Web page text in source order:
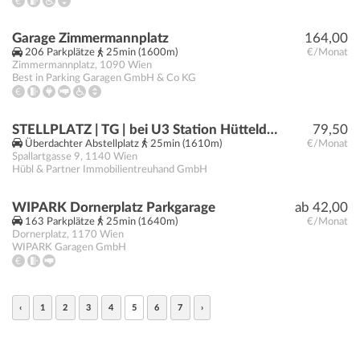
164,00
€/Monat
Garage Zimmermannplatz
206 Parkplätze
25min (1600m)
Zimmermannplatz, 1090 Wien
Best in Parking Garagen GmbH & Co KG
79,50
€/Monat
STELLPLATZ | TG | bei U3 Station Hütteldorfer Straße
Überdachter Abstellplatz
25min (1610m)
Spallartgasse 9, 1140 Wien
Hübl & Partner Immobilientreuhand GmbH
ab 42,00
€/Monat
WIPARK Dornerplatz Parkgarage
163 Parkplätze
25min (1640m)
Dornerplatz, 1170 Wien
WIPARK Garagen GmbH
‹ 1 2 3 4 5 6 7 ›